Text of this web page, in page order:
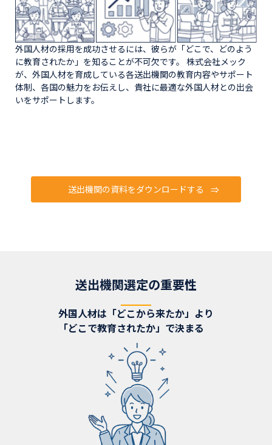
外国人材の採用を成功させるには、彼らが「どこで、どのよう
に教育されたか」を知ることが不可欠です。 株式会社メック
が、外国人材を育成している各送出機関の教育内容やサポート
体制、各国の魅力をお伝えし、貴社に最適な外国人材との出会
いをサポートします。
送出機関の資料をダウンロードする
送出機関選定の重要性
外国人材は「どこから来たか」より
「どこで教育されたか」で決まる